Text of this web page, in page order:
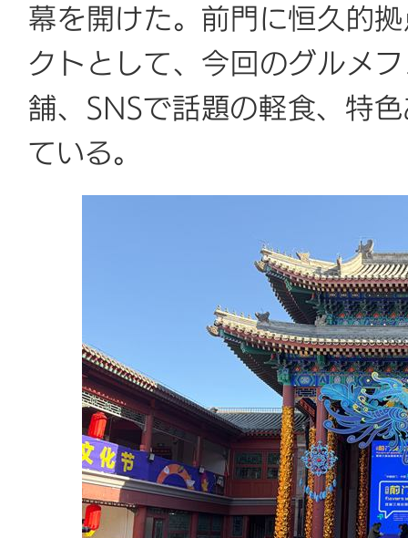
幕を開けた。前門に恒久的
クトとして、今回のグルメ
舗、SNSで話題の軽食、特
ている。